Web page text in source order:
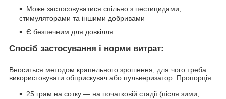
Може застосовуватися спільно з пестицидами,
стимуляторами та іншими добривами
Є безпечним для довкілля
Спосіб застосування і норми витрат:
Вноситься методом крапельного зрошення, для чого треба
використовувати обприскувач або пульверизатор. Пропорція:
25 грам на сотку — на початковій стадії (після зими,